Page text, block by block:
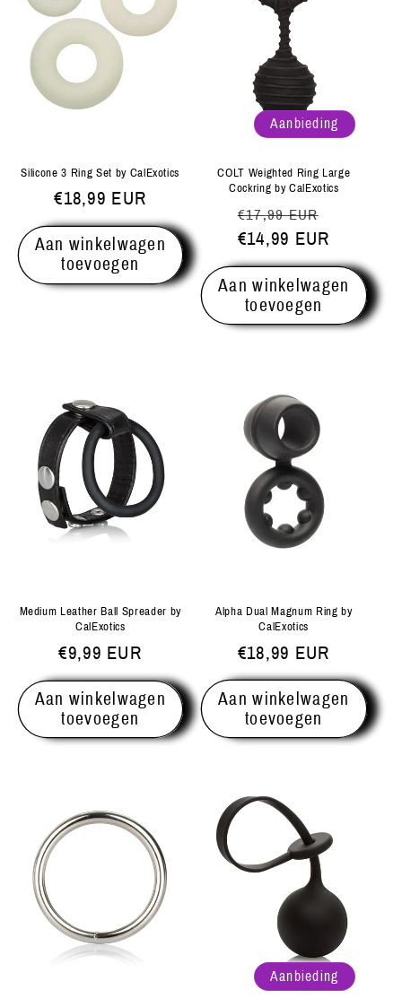
Silicone 3 Ring Set by CalExotics
Normale
prijs
€18,99 EUR
Aan winkelwagen
toevoegen
Aanbieding
COLT Weighted Ring Large
Cockring by CalExotics
Normale
prijs
€17,99 EUR
€14,99 EUR
Aan winkelwagen
toevoegen
Medium Leather Ball Spreader by
CalExotics
Normale
prijs
€9,99 EUR
Aan winkelwagen
toevoegen
Alpha Dual Magnum Ring by
CalExotics
Normale
prijs
€18,99 EUR
Aan winkelwagen
toevoegen
Aanbieding